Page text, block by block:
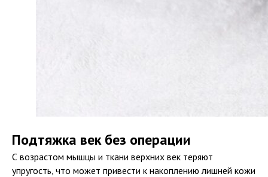
Подтяжка век без операции
С возрастом мышцы и ткани верхних век теряют
упругость, что может привести к накоплению лишней кожи